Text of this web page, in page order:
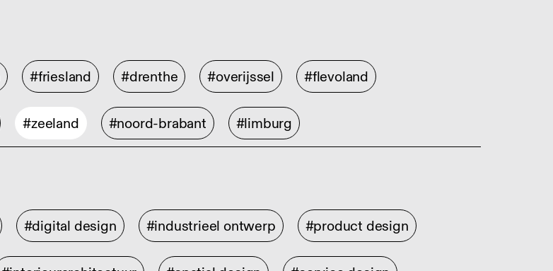
#friesland #drenthe #overijssel #flevoland
#zeeland #noord-brabant #limburg
#digital design #industrieel ontwerp #product design